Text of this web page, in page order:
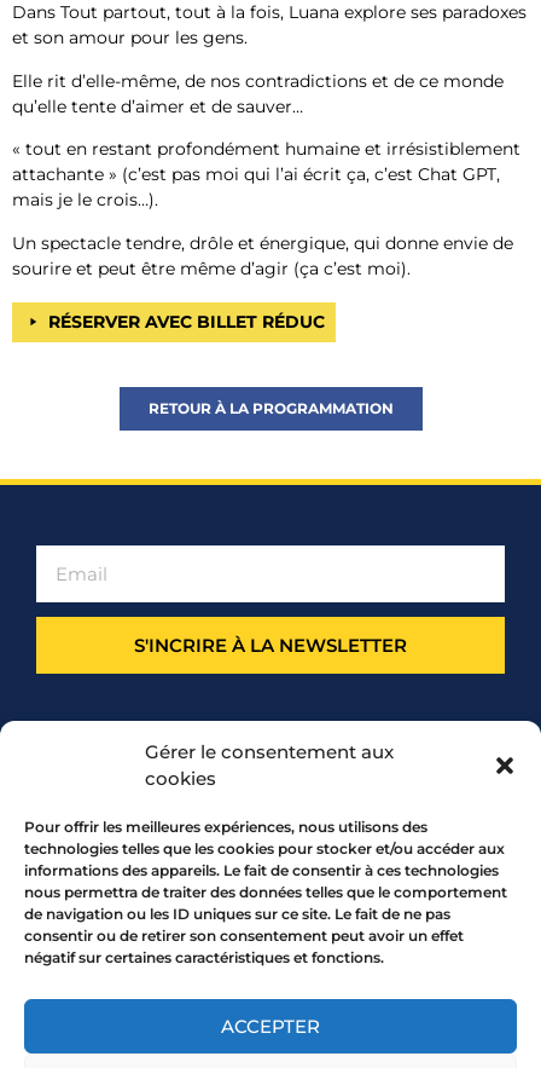
Gérer le consentement aux
cookies
Pour offrir les meilleures expériences, nous utilisons des
technologies telles que les cookies pour stocker et/ou accéder aux
informations des appareils. Le fait de consentir à ces technologies
nous permettra de traiter des données telles que le comportement
de navigation ou les ID uniques sur ce site. Le fait de ne pas
consentir ou de retirer son consentement peut avoir un effet
négatif sur certaines caractéristiques et fonctions.
ACCEPTER
Dans Tout partout, tout à la fois, Luana explore ses paradoxes
et son amour pour les gens.
Elle rit d’elle-même, de nos contradictions et de ce monde
qu’elle tente d’aimer et de sauver…
« tout en restant profondément humaine et irrésistiblement
attachante » (c’est pas moi qui l’ai écrit ça, c’est Chat GPT,
mais je le crois…).
Un spectacle tendre, drôle et énergique, qui donne envie de
sourire et peut être même d’agir (ça c’est moi).
RÉSERVER AVEC BILLET RÉDUC
RETOUR À LA PROGRAMMATION
S'INCRIRE À LA NEWSLETTER